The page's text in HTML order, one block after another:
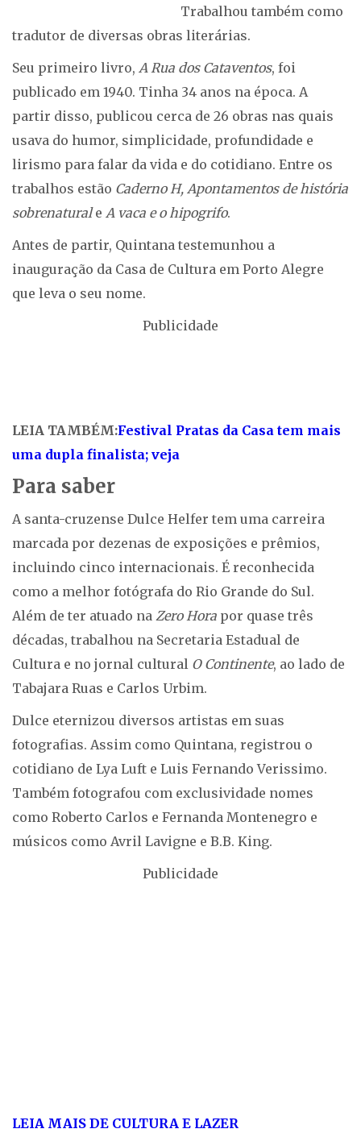
Trabalhou também como
tradutor de diversas obras literárias.
Seu primeiro livro, A Rua dos Cataventos, foi
publicado em 1940. Tinha 34 anos na época. A
partir disso, publicou cerca de 26 obras nas quais
usava do humor, simplicidade, profundidade e
lirismo para falar da vida e do cotidiano. Entre os
trabalhos estão Caderno H, Apontamentos de história
sobrenaturale A vaca e o hipogrifo.
Antes de partir, Quintana testemunhou a
inauguração da Casa de Cultura em Porto Alegre
que leva o seu nome.
Publicidade
LEIA TAMBÉM:Festival Pratas da Casa tem mais
uma dupla finalista; veja
Para saber
A santa-cruzense Dulce Helfer tem uma carreira
marcada por dezenas de exposições e prêmios,
incluindo cinco internacionais. É reconhecida
como a melhor fotógrafa do Rio Grande do Sul.
Além de ter atuado na Zero Hora por quase três
décadas, trabalhou na Secretaria Estadual de
Cultura e no jornal cultural O Continente, ao lado de
Tabajara Ruas e Carlos Urbim.
Dulce eternizou diversos artistas em suas
fotografias. Assim como Quintana, registrou o
cotidiano de Lya Luft e Luis Fernando Verissimo.
Também fotografou com exclusividade nomes
como Roberto Carlos e Fernanda Montenegro e
músicos como Avril Lavigne e B.B. King.
Publicidade
LEIA MAIS DE CULTURA E LAZER